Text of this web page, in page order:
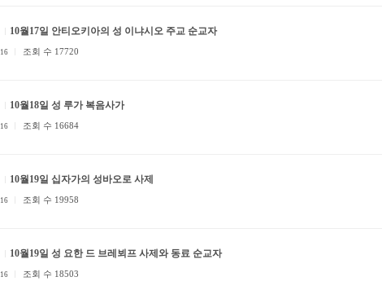
10월17일 안티오키아의 성 이냐시오 주교 순교자
조회 수 17720
10월18일 성 루가 복음사가
조회 수 16684
10월19일 십자가의 성바오로 사제
조회 수 19958
10월19일 성 요한 드 브레뵈프 사제와 동료 순교자
조회 수 18503